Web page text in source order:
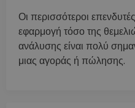
Οι περισσότεροι
εφαρμογή τόσο της
ανάλυσης είναι πολύ
μιας αγοράς ή πώλησης.